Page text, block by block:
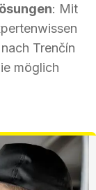
: Mit
Trenčín
möglich